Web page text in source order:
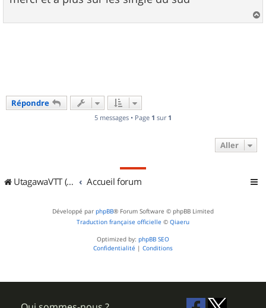
a
Répondre
5 messages • Page 1 sur 1
Aller
UtagawaVTT (Randos VTT et VTTAE avec traces GPS) Accueil forum
Développé par phpBB® Forum Software © phpBB Limited
Traduction française officielle © Qiaeru
Optimized by: phpBB SEO
Confidentialité | Conditions